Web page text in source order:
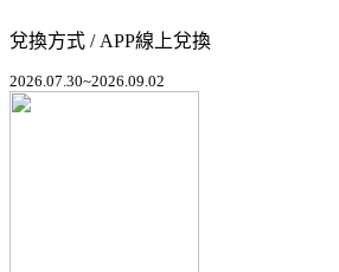
兌換方式 / APP線上兌換
2026.07.30~2026.09.02